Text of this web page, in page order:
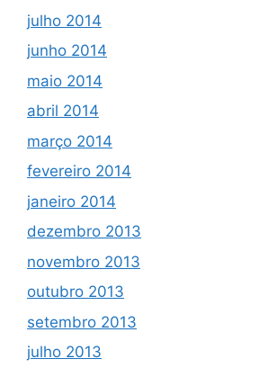
julho 2014
junho 2014
maio 2014
abril 2014
março 2014
fevereiro 2014
janeiro 2014
dezembro 2013
novembro 2013
outubro 2013
setembro 2013
julho 2013